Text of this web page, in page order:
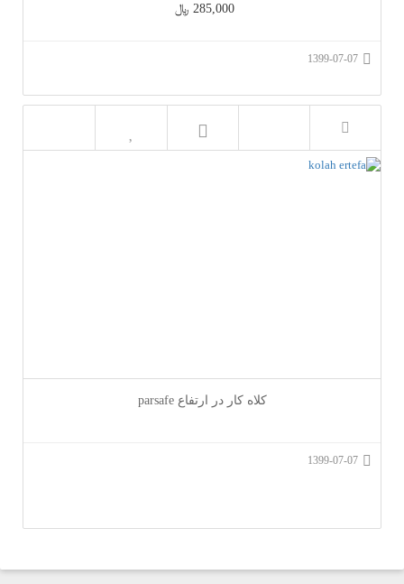
285,000 ﷼
1399-07-07
کلاه کار در ارتفاع parsafe
1399-07-07